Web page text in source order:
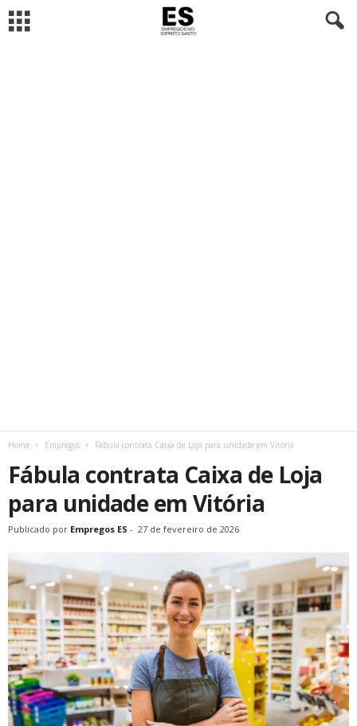
Home Empregos Fábula contrata Caixa de Loja para unidade em Vitória
Fábula contrata Caixa de Loja
para unidade em Vitória
Publicado por Empregos ES - 27 de fevereiro de 2026